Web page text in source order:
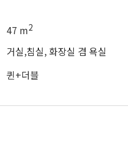
47 m2
거실,침실, 화장실 겸 욕실
퀸+더블